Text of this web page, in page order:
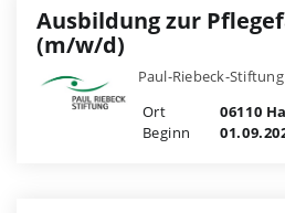
Ausbildung zur
(m/w/d)
Paul-Riebeck-
Ort
06110
Beginn